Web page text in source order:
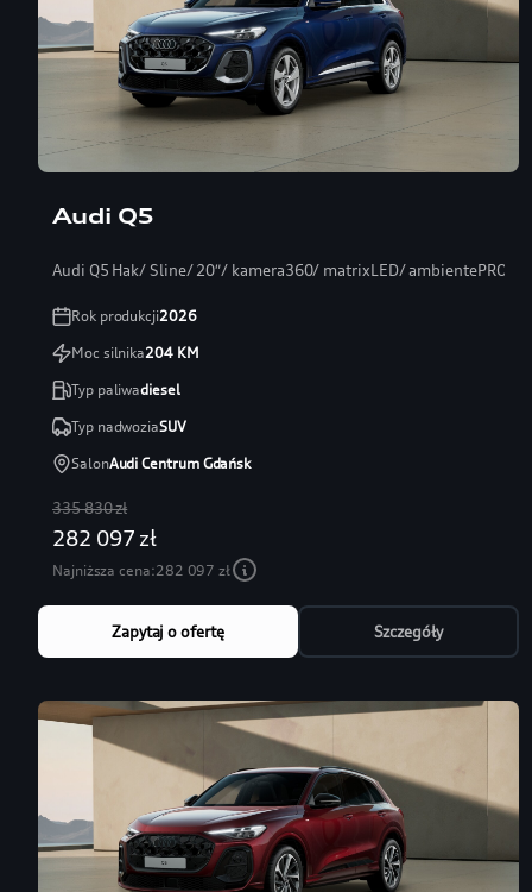
Audi Q5
Audi Q5 Hak/ Sline/ 20″/ kamera360/ matrixLED/ ambientePRO/
Rok produkcji2026
Moc silnika204KM
Typ paliwadiesel
Typ nadwoziaSUV
SalonAudi Centrum Gdańsk
335 830 zł
282 097 zł
Najniższa cena:282 097 zł
Zapytaj o ofertę Szczegóły